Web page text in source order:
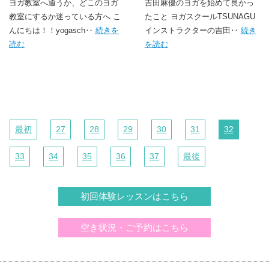
クール TSUNAGU（つな
ぐ）
ヨガ教室へ通うか、どこのヨガ
教室にするか迷っている方へ こ
んにちは！！yogasch‥ 続きを
読む
TSUNAGU（つなぐ）
吉田麻優のヨガを始めて良かっ
たこと ヨガスクールTSUNAGU
インストラクターの吉田‥ 続き
を読む
最初 27 28 29 30 31 32
33 34 35 36 37 最後
初回体験レッスンはこちら
空き状況・ご予約はこちら